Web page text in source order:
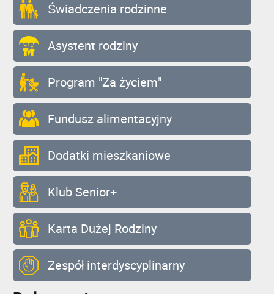
Świadczenia rodzinne
Asystent rodziny
Program "Za życiem"
Fundusz alimentacyjny
Dodatki mieszkaniowe
Klub Senior+
Karta Dużej Rodziny
Zespół interdyscyplinarny